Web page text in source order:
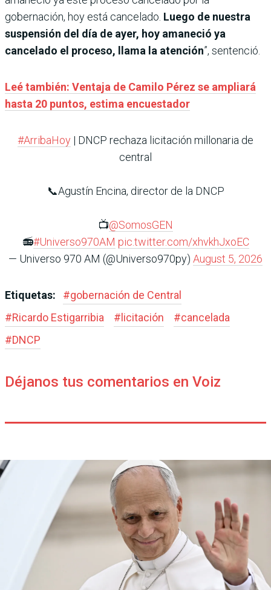
gobernación, hoy está cancelado. Luego de nuestra
suspensión del día de ayer, hoy amaneció ya
cancelado el proceso, llama la atención”, sentenció.
Leé también: Ventaja de Camilo Pérez se ampliará
hasta 20 puntos, estima encuestador
#ArribaHoy | DNCP rechaza licitación millonaria de
central
📞Agustín Encina, director de la DNCP
📺@SomosGEN
📻#Universo970AM pic.twitter.com/xhvkhJxoEC
— Universo 970 AM (@Universo970py) August 5, 2026
Etiquetas: #gobernación de Central
#Ricardo Estigarribia # licitación #cancelada
#DNCP
Déjanos tus comentarios en Voiz